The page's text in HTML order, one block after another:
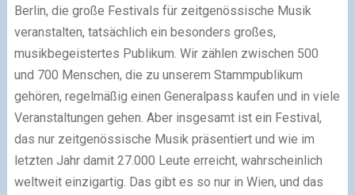
Berlin, die große Festivals für zeitgenössische Musik
veranstalten, tatsächlich ein besonders großes,
musikbegeistertes Publikum. Wir zählen zwischen 500
und 700 Menschen, die zu unserem Stammpublikum
gehören, regelmäßig einen Generalpass kaufen und in viele
Veranstaltungen gehen. Aber insgesamt ist ein Festival,
das nur zeitgenössische Musik präsentiert und wie im
letzten Jahr damit 27.000 Leute erreicht, wahrscheinlich
weltweit einzigartig. Das gibt es so nur in Wien, und das